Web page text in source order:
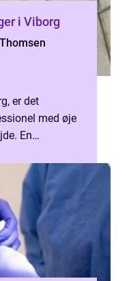
i Viborg
er det
med øje
En